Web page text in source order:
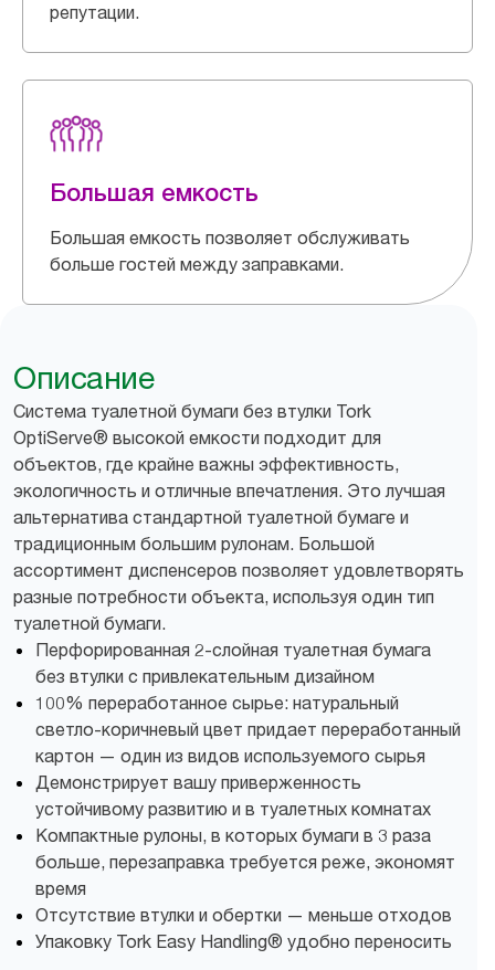
репутации.
Большая емкость
Большая емкость позволяет обслуживать
больше гостей между заправками.
Описание
Система туалетной бумаги без втулки Tork
OptiServe® высокой емкости подходит для
объектов, где крайне важны эффективность,
экологичность и отличные впечатления. Это лучшая
альтернатива стандартной туалетной бумаге и
традиционным большим рулонам. Большой
ассортимент диспенсеров позволяет удовлетворять
разные потребности объекта, используя один тип
туалетной бумаги.
Перфорированная 2-слойная туалетная бумага
без втулки с привлекательным дизайном
100% переработанное сырье: натуральный
светло-коричневый цвет придает переработанный
картон — один из видов используемого сырья
Демонстрирует вашу приверженность
устойчивому развитию и в туалетных комнатах
Компактные рулоны, в которых бумаги в 3 раза
больше, перезаправка требуется реже, экономят
время
Отсутствие втулки и обертки — меньше отходов
Упаковку Tork Easy Handling® удобно переносить